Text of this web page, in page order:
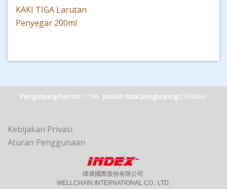
KAKI TIGA Larutan
Penyegar 200ml
Pengunjung hari ini:11146 Jumlah total pengunjung:27643462
Kebijakan Privasi
Aturan Penggunaan
煒晟國際股份有限公司
WELLCHAIN INTERNATIONAL CO., LTD.